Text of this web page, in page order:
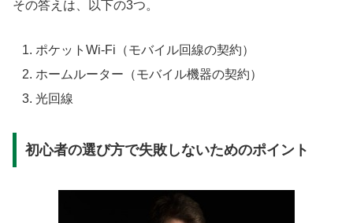
その答えは、以下の3つ。
ポケットWi-Fi（モバイル回線の契約）
ホームルーター（モバイル機器の契約）
光回線
初心者の選び方で失敗しないためのポイント